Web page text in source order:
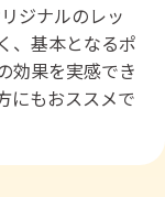
ジナルのレッ
、基本となるポ
効果を実感でき
にもおススメで